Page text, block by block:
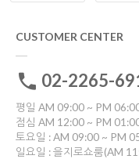
CUSTOMER CENTER
02-2265-
평일 AM 09:00 ~ PM
점심 AM 12:00 ~ PM
토요일 : AM 09:00 ~ PM
일요일 : 을지로쇼룸(AM